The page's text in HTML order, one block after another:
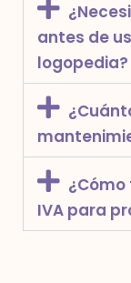
antes de
logopedia?
¿Cómo
IVA para